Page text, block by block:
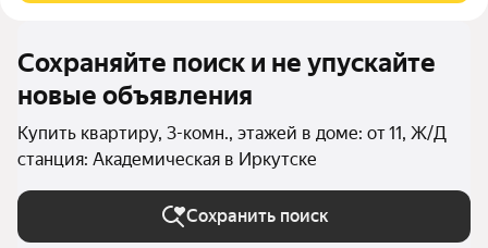
Сохраняйте поиск и не упускайте
новые объявления
Купить квартиру, 3-комн., этажей в доме: от 11, Ж/Д
станция: Академическая в Иркутске
Сохранить поиск